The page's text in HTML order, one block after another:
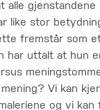
alle
like stor
fremstår som
har uttalt at hun
Vi kan
og vi kan